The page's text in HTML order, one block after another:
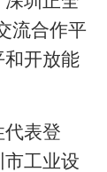
流合作平
和开放能
代表登
工业设